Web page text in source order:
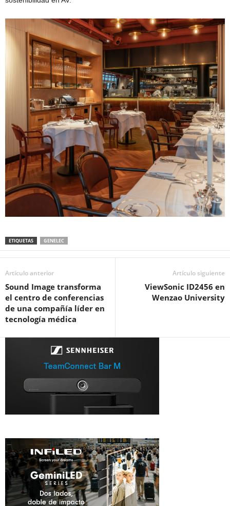
ETIQUETAS GENELEC
Artículo anterior
Sound Image transforma
el centro de conferencias
de una compañía líder en
tecnología médica
Artículo siguiente
ViewSonic ID2456 en
Wenzao University